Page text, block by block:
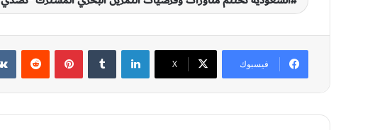
فيسبوك ‫X
لينكدإن بينتيريست